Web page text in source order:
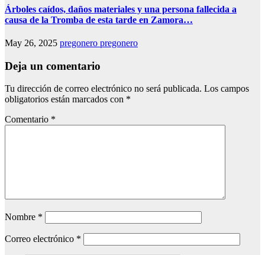
Árboles caídos, daños materiales y una persona fallecida a
causa de la Tromba de esta tarde en Zamora…
May 26, 2025 pregonero pregonero
Deja un comentario
Tu dirección de correo electrónico no será publicada. Los campos
obligatorios están marcados con *
Comentario *
Nombre *
Correo electrónico *